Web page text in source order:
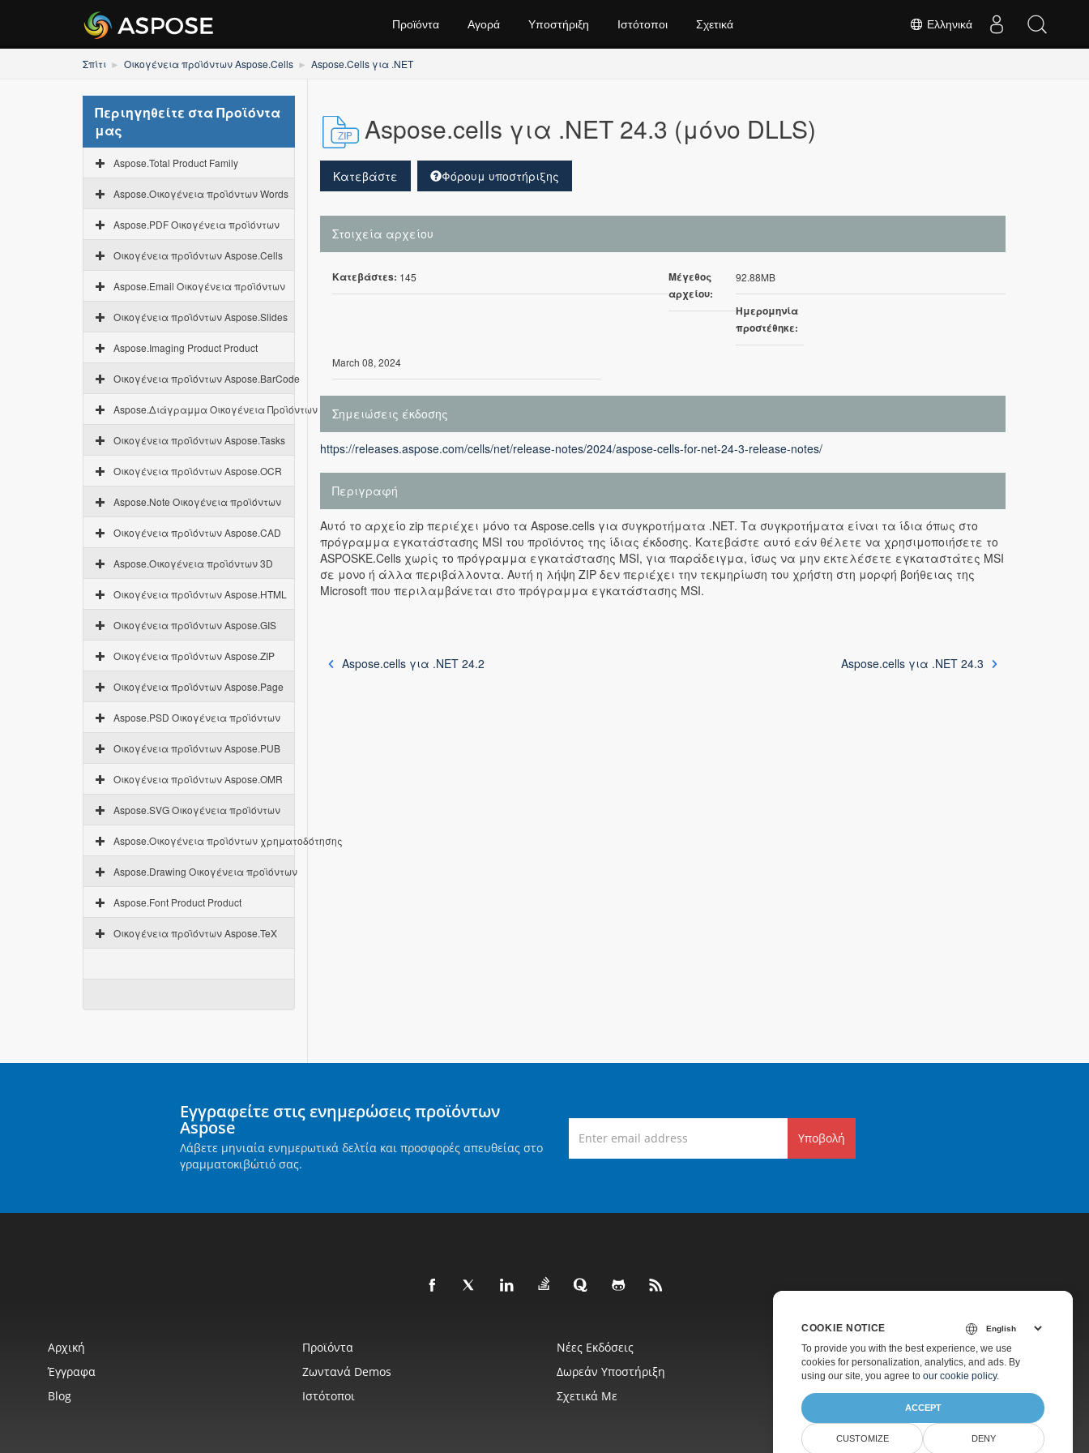
Ελληνικά
Προϊόντα Αγορά Υποστήριξη Ιστότοποι Σχετικά
Σπίτι Οικογένεια προϊόντων Aspose.Cells Aspose.Cells για .NET
Περιηγηθείτε στα Προϊόντα
μας
Aspose.Total Product Family
Aspose.Οικογένεια προϊόντων Words
Aspose.PDF Οικογένεια προϊόντων
Οικογένεια προϊόντων Aspose.Cells
Aspose.Email Οικογένεια προϊόντων
Οικογένεια προϊόντων Aspose.Slides
Aspose.Imaging Product Product
Οικογένεια προϊόντων Aspose.BarCode
Aspose.Διάγραμμα Οικογένεια Προϊόντων
Οικογένεια προϊόντων Aspose.Tasks
Οικογένεια προϊόντων Aspose.OCR
Aspose.Note Οικογένεια προϊόντων
Οικογένεια προϊόντων Aspose.CAD
Aspose.Οικογένεια προϊόντων 3D
Οικογένεια προϊόντων Aspose.HTML
Οικογένεια προϊόντων Aspose.GIS
Οικογένεια προϊόντων Aspose.ZIP
Οικογένεια προϊόντων Aspose.Page
Aspose.PSD Οικογένεια προϊόντων
Οικογένεια προϊόντων Aspose.PUB
Οικογένεια προϊόντων Aspose.OMR
Aspose.SVG Οικογένεια προϊόντων
Aspose.Οικογένεια προϊόντων χρηματοδότησης
Aspose.Drawing Οικογένεια προϊόντων
Aspose.Font Product Product
Οικογένεια προϊόντων Aspose.TeX
Aspose.cells για .NET 24.3 (μόνο DLLS)
Κατεβάστε Φόρουμ υποστήριξης
Στοιχεία αρχείου
Κατεβάστεs: 145
Μέγεθος
αρχείου:
92.88MB
Ημερομηνία
προστέθηκε:
March 08, 2024
Σημειώσεις έκδοσης
https://releases.aspose.com/cells/net/release-notes/2024/aspose-cells-for-net-24-3-release-notes/
Περιγραφή
Αυτό το αρχείο zip περιέχει μόνο τα Aspose.cells για συγκροτήματα .NET. Τα συγκροτήματα είναι τα ίδια όπως στο
πρόγραμμα εγκατάστασης MSI του προϊόντος της ίδιας έκδοσης. Κατεβάστε αυτό εάν θέλετε να χρησιμοποιήσετε το
ASPOSKE.Cells χωρίς το πρόγραμμα εγκατάστασης MSI, για παράδειγμα, ίσως να μην εκτελέσετε εγκαταστάτες MSI
σε μονο ή άλλα περιβάλλοντα. Αυτή η λήψη ZIP δεν περιέχει την τεκμηρίωση του χρήστη στη μορφή βοήθειας της
Microsoft που περιλαμβάνεται στο πρόγραμμα εγκατάστασης MSI.
Aspose.cells για .NET 24.2 Aspose.cells για .NET 24.3
Εγγραφείτε στις ενημερώσεις προϊόντων
Aspose
Λάβετε μηνιαία ενημερωτικά δελτία και προσφορές απευθείας στο
γραμματοκιβώτιό σας.
Υποβολή
Αρχική Προϊόντα Νέες Εκδόσεις
Τιμολόγηση
Έγγραφα
Ζωντανά Demos Δωρεάν Υποστήριξη
Υποστήριξη Επί Πληρωμή
Blog
Ιστότοποι Σχετικά Με
COOKIE NOTICE
To provide you with the best experience, we use
cookies for personalization, analytics, and ads. By
using our site, you agree to our cookie policy.
ACCEPT
CUSTOMIZE DENY